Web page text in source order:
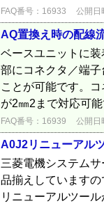
FAQ番号：16933 公開日
AQ置換え時の配線
ベースユニットに
部にコネクタ／端
ことが可能です。
が2㎜2まで対応可
FAQ番号：16939 公開日
A0J2リニューアル
三菱電機システム
品揃えしています
リニューアルツー